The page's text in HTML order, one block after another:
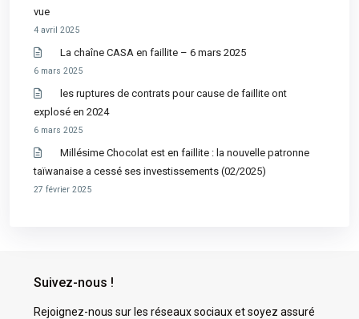
vue
4 avril 2025
La chaîne CASA en faillite – 6 mars 2025
6 mars 2025
les ruptures de contrats pour cause de faillite ont
explosé en 2024
6 mars 2025
Millésime Chocolat est en faillite : la nouvelle patronne
taïwanaise a cessé ses investissements (02/2025)
27 février 2025
Suivez-nous !
Rejoignez-nous sur les réseaux sociaux et soyez assuré